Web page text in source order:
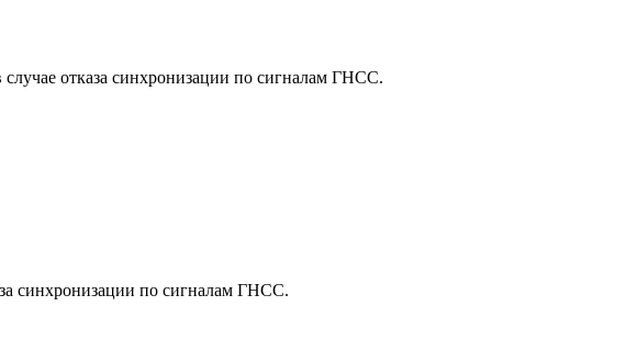
отказа синхронизации по сигналам ГНСС.
синхронизации по сигналам ГНСС.